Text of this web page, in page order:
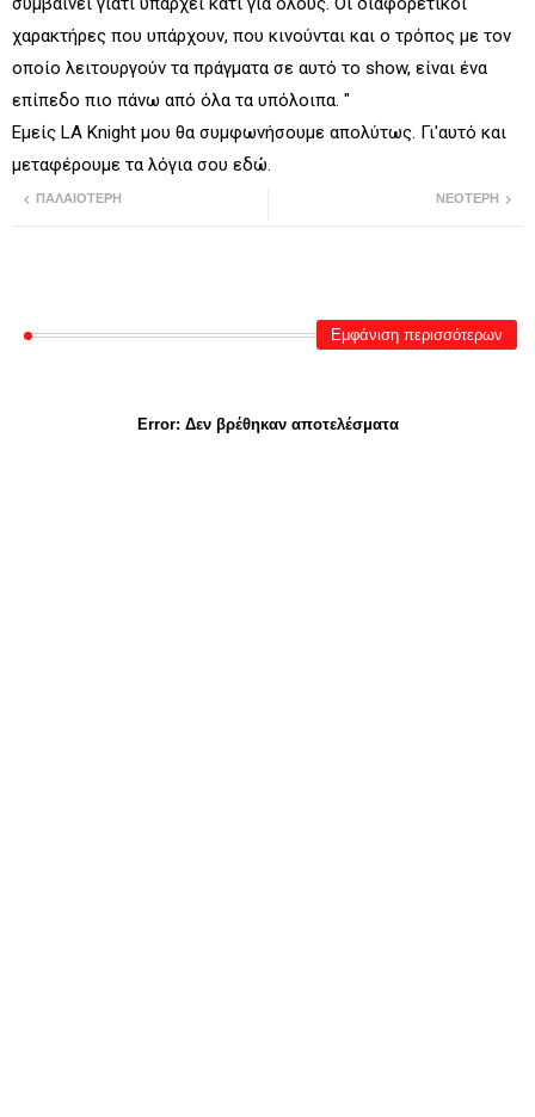
χαρακτήρες που υπάρχουν, που κινούνται και ο τρόπος με τον
οποίο λειτουργούν τα πράγματα σε αυτό το show, είναι ένα
επίπεδο πιο πάνω από όλα τα υπόλοιπα. "
Εμείς LA Knight μου θα συμφωνήσουμε απολύτως. Γι'αυτό και
μεταφέρουμε τα λόγια σου εδώ.
ΝΕΌΤΕΡΗ
ΠΑΛΑΙΌΤΕΡΗ
Εμφάνιση περισσότερων
Error: Δεν βρέθηκαν αποτελέσματα